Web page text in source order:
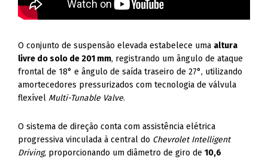
O conjunto de suspensão elevada estabelece uma altura
livre do solo de 201 mm, registrando um ângulo de ataque
frontal de 18° e ângulo de saída traseiro de 27°, utilizando
amortecedores pressurizados com tecnologia de válvula
flexível Multi-Tunable Valve.
O sistema de direção conta com assistência elétrica
progressiva vinculada à central do Chevrolet Intelligent
Driving, proporcionando um diâmetro de giro de10,6